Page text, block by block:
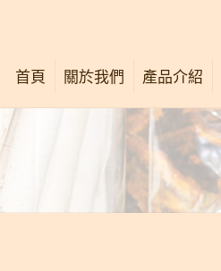
首頁 關於我們 產品介紹
唐太宗活絡油
唐太宗膏
舒痛按壓法